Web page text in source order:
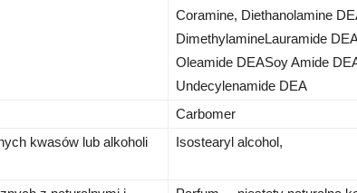
Coramine, Diethanolamine
DimethylamineLauramide
Oleamide DEASoy Amide
Undecylenamide DEA
Carbomer
kwasów lub alkoholi
Isostearyl alcohol,